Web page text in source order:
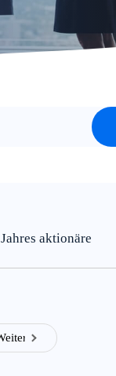
aktionäre